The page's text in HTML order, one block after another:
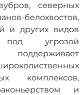
северных
и других видов
под угрозой
комплексов,
и